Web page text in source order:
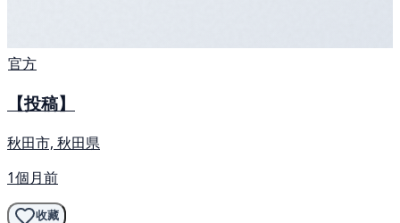
官方
【投稿】
秋田市, 秋田県
1個月前
收藏